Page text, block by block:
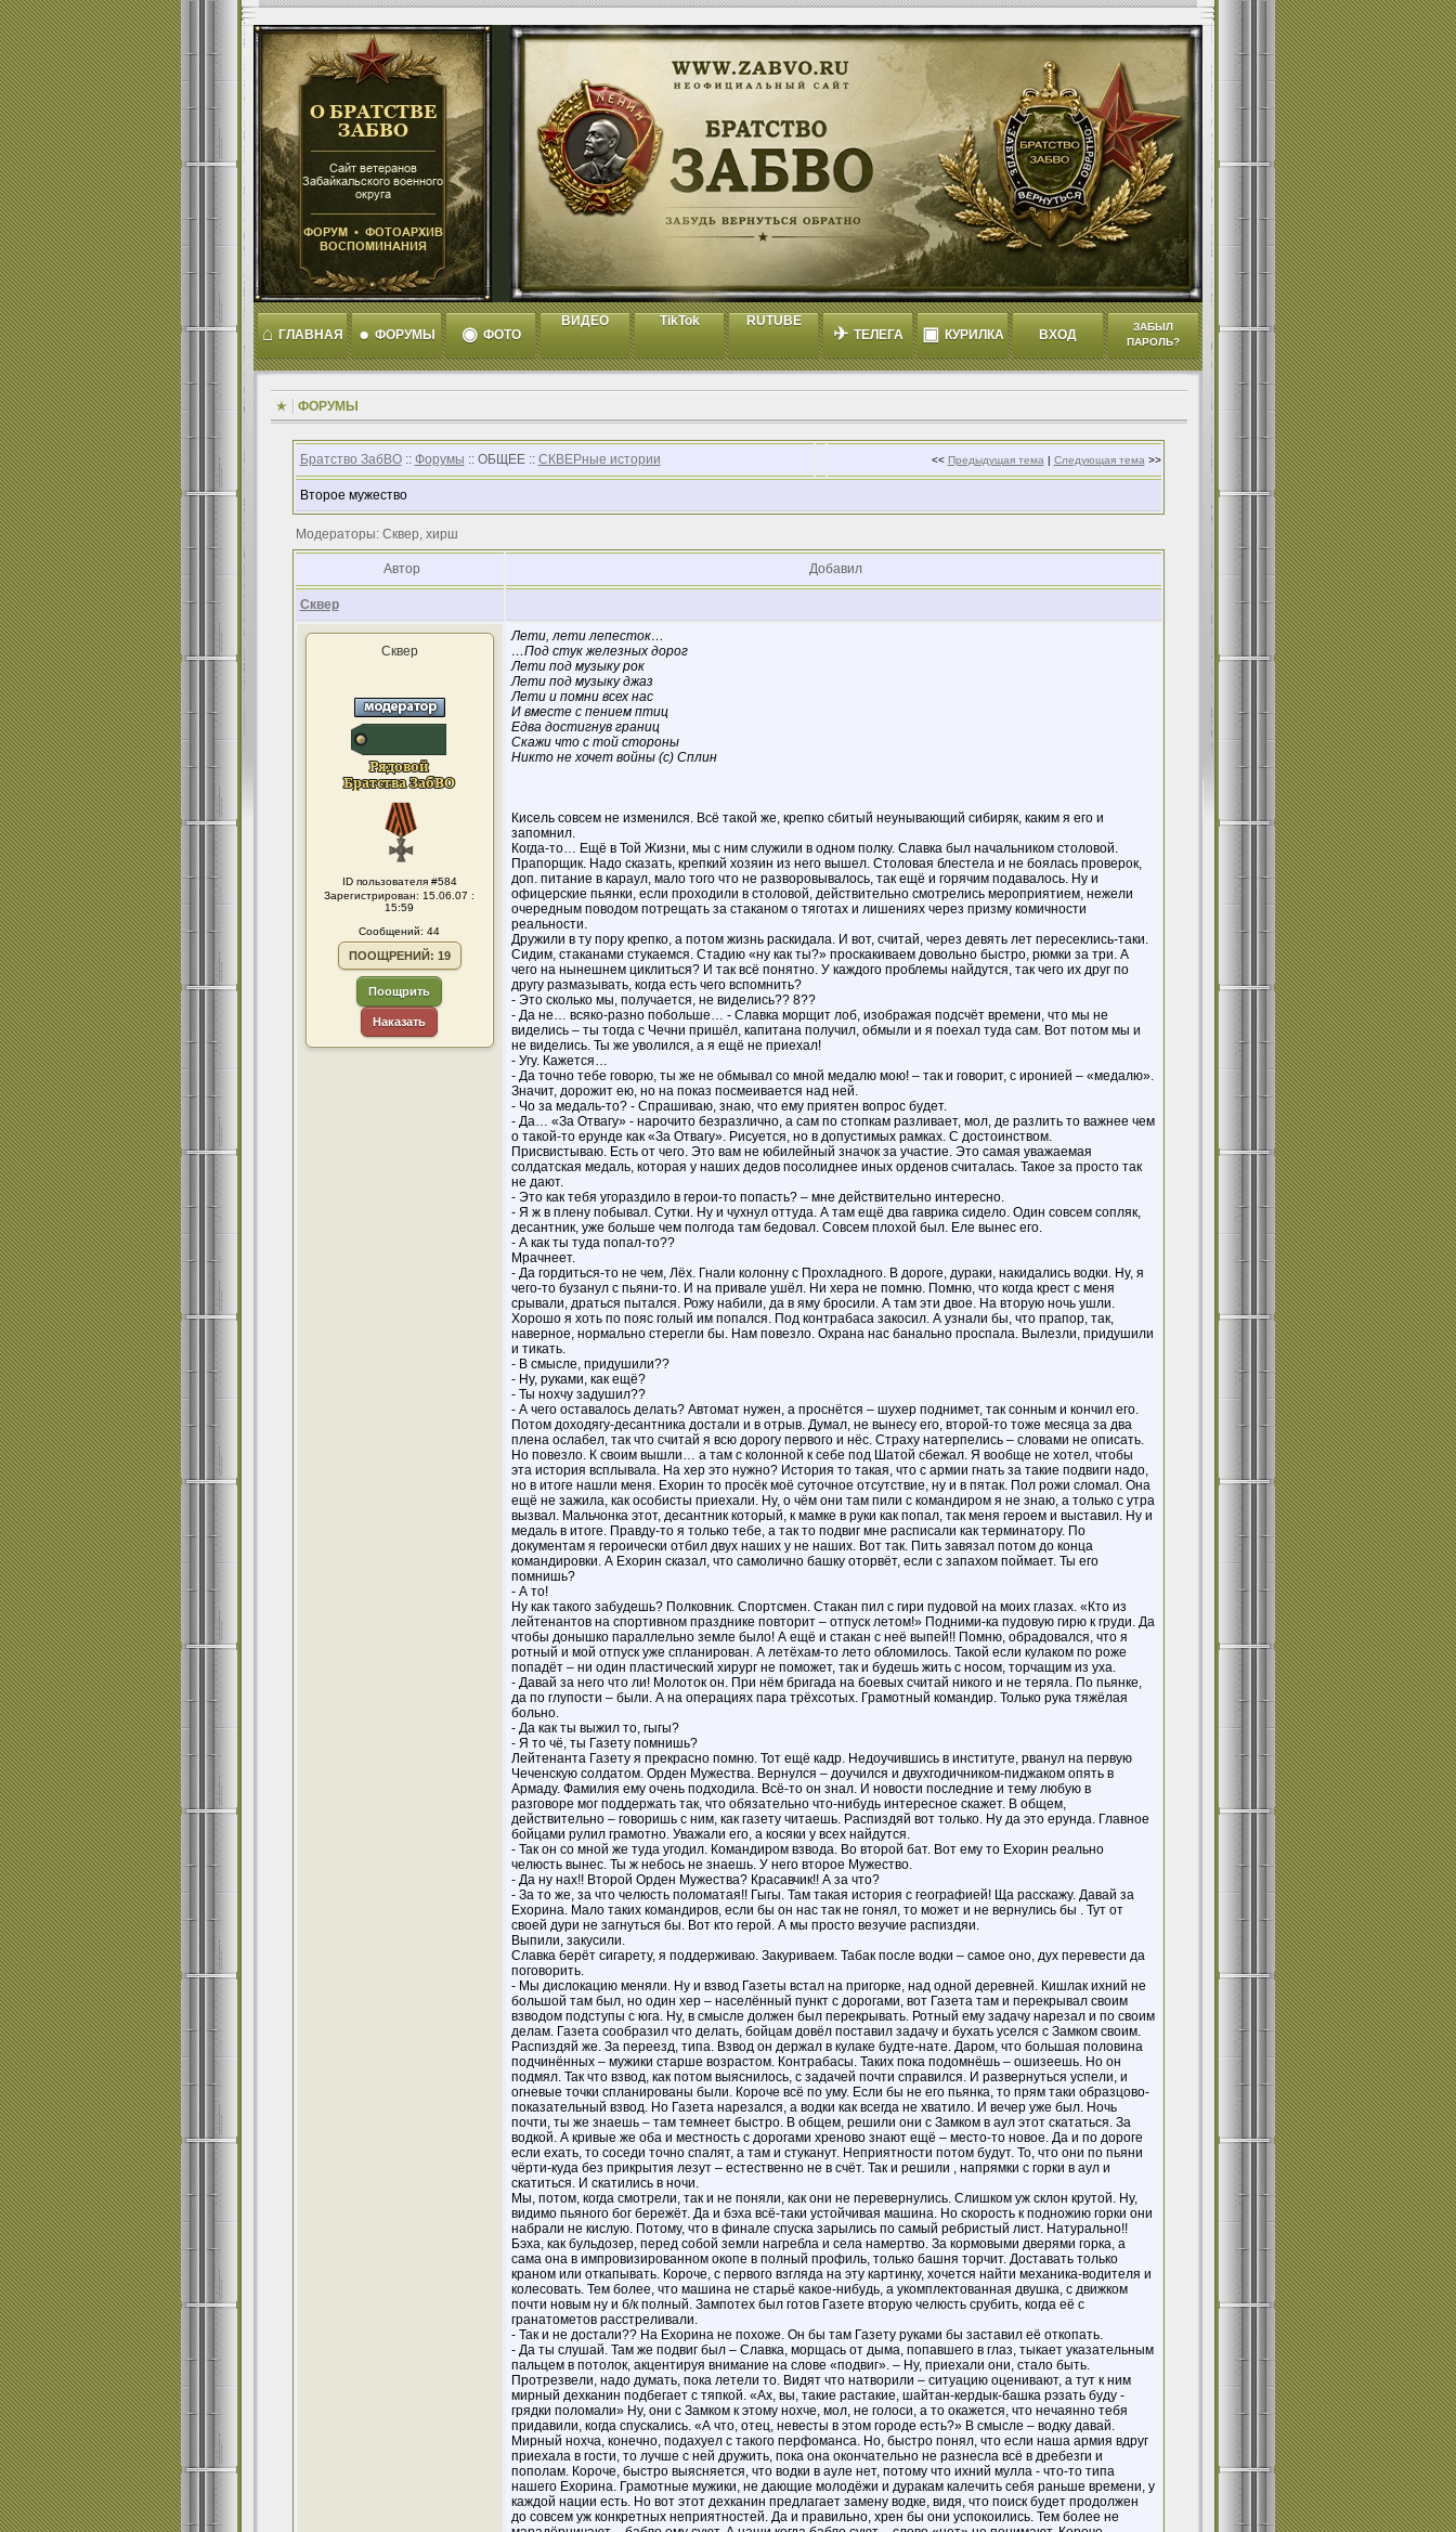
⌂ ГЛАВНАЯ ● ФОРУМЫ ◉ ФОТО
ВИДЕО TikTok RUTUBE
✈ ТЕЛЕГА ▣ КУРИЛКА ВХОД
ЗАБЫЛ
ПАРОЛЬ?
ФОРУМЫ
Братство ЗабВО:: Форумы :: ОБЩЕЕ :: СКВЕРные истории << Предыдущая тема | Следующая тема >>
Второе мужество
Модераторы: Сквер, хирш
Автор Добавил
Сквер
Сквер
ID пользователя #584
Зарегистрирован: 15.06.07 :
15:59
Сообщений: 44
ПООЩРЕНИЙ: 19
Поощрить
Наказать
Лети, лети лепесток…
…Под стук железных дорог
Лети под музыку рок
Лети под музыку джаз
Лети и помни всех нас
И вместе с пением птиц
Едва достигнув границ
Скажи что с той стороны
Никто не хочет войны (с) Сплин
Кисель совсем не изменился. Всё такой же, крепко сбитый неунывающий сибиряк, каким я его и
запомнил.
Когда-то… Ещё в Той Жизни, мы с ним служили в одном полку. Славка был начальником столовой.
Прапорщик. Надо сказать, крепкий хозяин из него вышел. Столовая блестела и не боялась проверок,
доп. питание в караул, мало того что не разворовывалось, так ещё и горячим подавалось. Ну и
офицерские пьянки, если проходили в столовой, действительно смотрелись мероприятием, нежели
очередным поводом потрещать за стаканом о тяготах и лишениях через призму комичности
реальности.
Дружили в ту пору крепко, а потом жизнь раскидала. И вот, считай, через девять лет пересеклись-таки.
Сидим, стаканами стукаемся. Стадию «ну как ты?» проскакиваем довольно быстро, рюмки за три. А
чего на нынешнем циклиться? И так всё понятно. У каждого проблемы найдутся, так чего их друг по
другу размазывать, когда есть чего вспомнить?
- Это сколько мы, получается, не виделись?? 8??
- Да не… всяко-разно побольше… - Славка морщит лоб, изображая подсчёт времени, что мы не
виделись – ты тогда с Чечни пришёл, капитана получил, обмыли и я поехал туда сам. Вот потом мы и
не виделись. Ты же уволился, а я ещё не приехал!
- Угу. Кажется…
- Да точно тебе говорю, ты же не обмывал со мной медалю мою! – так и говорит, с иронией – «медалю».
Значит, дорожит ею, но на показ посмеивается над ней.
- Чо за медаль-то? - Спрашиваю, знаю, что ему приятен вопрос будет.
- Да… «За Отвагу» - нарочито безразлично, а сам по стопкам разливает, мол, де разлить то важнее чем
о такой-то ерунде как «За Отвагу». Рисуется, но в допустимых рамках. С достоинством.
Присвистываю. Есть от чего. Это вам не юбилейный значок за участие. Это самая уважаемая
солдатская медаль, которая у наших дедов посолиднее иных орденов считалась. Такое за просто так
не дают.
- Это как тебя угораздило в герои-то попасть? – мне действительно интересно.
- Я ж в плену побывал. Сутки. Ну и чухнул оттуда. А там ещё два гаврика сидело. Один совсем сопляк,
десантник, уже больше чем полгода там бедовал. Совсем плохой был. Еле вынес его.
- А как ты туда попал-то??
Мрачнеет.
- Да гордиться-то не чем, Лёх. Гнали колонну с Прохладного. В дороге, дураки, накидались водки. Ну, я
чего-то бузанул с пьяни-то. И на привале ушёл. Ни хера не помню. Помню, что когда крест с меня
срывали, драться пытался. Рожу набили, да в яму бросили. А там эти двое. На вторую ночь ушли.
Хорошо я хоть по пояс голый им попался. Под контрабаса закосил. А узнали бы, что прапор, так,
наверное, нормально стерегли бы. Нам повезло. Охрана нас банально проспала. Вылезли, придушили
и тикать.
- В смысле, придушили??
- Ну, руками, как ещё?
- Ты нохчу задушил??
- А чего оставалось делать? Автомат нужен, а проснётся – шухер поднимет, так сонным и кончил его.
Потом доходягу-десантника достали и в отрыв. Думал, не вынесу его, второй-то тоже месяца за два
плена ослабел, так что считай я всю дорогу первого и нёс. Страху натерпелись – словами не описать.
Но повезло. К своим вышли… а там с колонной к себе под Шатой сбежал. Я вообще не хотел, чтобы
эта история всплывала. На хер это нужно? История то такая, что с армии гнать за такие подвиги надо,
но в итоге нашли меня. Ехорин то просёк моё суточное отсутствие, ну и в пятак. Пол рожи сломал. Она
ещё не зажила, как особисты приехали. Ну, о чём они там пили с командиром я не знаю, а только с утра
вызвал. Мальчонка этот, десантник который, к мамке в руки как попал, так меня героем и выставил. Ну и
медаль в итоге. Правду-то я только тебе, а так то подвиг мне расписали как терминатору. По
документам я героически отбил двух наших у не наших. Вот так. Пить завязал потом до конца
командировки. А Ехорин сказал, что самолично башку оторвёт, если с запахом поймает. Ты его
помнишь?
- А то!
Ну как такого забудешь? Полковник. Спортсмен. Стакан пил с гири пудовой на моих глазах. «Кто из
лейтенантов на спортивном празднике повторит – отпуск летом!» Подними-ка пудовую гирю к груди. Да
чтобы донышко параллельно земле было! А ещё и стакан с неё выпей!! Помню, обрадовался, что я
ротный и мой отпуск уже спланирован. А летёхам-то лето обломилось. Такой если кулаком по роже
попадёт – ни один пластический хирург не поможет, так и будешь жить с носом, торчащим из уха.
- Давай за него что ли! Молоток он. При нём бригада на боевых считай никого и не теряла. По пьянке,
да по глупости – были. А на операциях пара трёхсотых. Грамотный командир. Только рука тяжёлая
больно.
- Да как ты выжил то, гыгы?
- Я то чё, ты Газету помнишь?
Лейтенанта Газету я прекрасно помню. Тот ещё кадр. Недоучившись в институте, рванул на первую
Чеченскую солдатом. Орден Мужества. Вернулся – доучился и двухгодичником-пиджаком опять в
Армаду. Фамилия ему очень подходила. Всё-то он знал. И новости последние и тему любую в
разговоре мог поддержать так, что обязательно что-нибудь интересное скажет. В общем,
действительно – говоришь с ним, как газету читаешь. Распиздяй вот только. Ну да это ерунда. Главное
бойцами рулил грамотно. Уважали его, а косяки у всех найдутся.
- Так он со мной же туда угодил. Командиром взвода. Во второй бат. Вот ему то Ехорин реально
челюсть вынес. Ты ж небось не знаешь. У него второе Мужество.
- Да ну нах!! Второй Орден Мужества? Красавчик!! А за что?
- За то же, за что челюсть поломатая!! Гыгы. Там такая история с географией! Ща расскажу. Давай за
Ехорина. Мало таких командиров, если бы он нас так не гонял, то может и не вернулись бы . Тут от
своей дури не загнуться бы. Вот кто герой. А мы просто везучие распиздяи.
Выпили, закусили.
Славка берёт сигарету, я поддерживаю. Закуриваем. Табак после водки – самое оно, дух перевести да
поговорить.
- Мы дислокацию меняли. Ну и взвод Газеты встал на пригорке, над одной деревней. Кишлак ихний не
большой там был, но один хер – населённый пункт с дорогами, вот Газета там и перекрывал своим
взводом подступы с юга. Ну, в смысле должен был перекрывать. Ротный ему задачу нарезал и по своим
делам. Газета сообразил что делать, бойцам довёл поставил задачу и бухать уселся с Замком своим.
Распиздяй же. За переезд, типа. Взвод он держал в кулаке будте-нате. Даром, что большая половина
подчинённых – мужики старше возрастом. Контрабасы. Таких пока подомнёшь – ошизеешь. Но он
подмял. Так что взвод, как потом выяснилось, с задачей почти справился. И развернуться успели, и
огневые точки спланированы были. Короче всё по уму. Если бы не его пьянка, то прям таки образцово-
показательный взвод. Но Газета нарезался, а водки как всегда не хватило. И вечер уже был. Ночь
почти, ты же знаешь – там темнеет быстро. В общем, решили они с Замком в аул этот скататься. За
водкой. А кривые же оба и местность с дорогами хреново знают ещё – место-то новое. Да и по дороге
если ехать, то соседи точно спалят, а там и стуканут. Неприятности потом будут. То, что они по пьяни
чёрти-куда без прикрытия лезут – естественно не в счёт. Так и решили , напрямки с горки в аул и
скатиться. И скатились в ночи.
Мы, потом, когда смотрели, так и не поняли, как они не перевернулись. Слишком уж склон крутой. Ну,
видимо пьяного бог бережёт. Да и бэха всё-таки устойчивая машина. Но скорость к подножию горки они
набрали не кислую. Потому, что в финале спуска зарылись по самый ребристый лист. Натурально!!
Бэха, как бульдозер, перед собой земли нагребла и села намертво. За кормовыми дверями горка, а
сама она в импровизированном окопе в полный профиль, только башня торчит. Доставать только
краном или откапывать. Короче, с первого взгляда на эту картинку, хочется найти механика-водителя и
колесовать. Тем более, что машина не старьё какое-нибудь, а укомплектованная двушка, с движком
почти новым ну и б/к полный. Зампотех был готов Газете вторую челюсть срубить, когда её с
гранатометов расстреливали.
- Так и не достали?? На Ехорина не похоже. Он бы там Газету руками бы заставил её откопать.
- Да ты слушай. Там же подвиг был – Славка, морщась от дыма, попавшего в глаз, тыкает указательным
пальцем в потолок, акцентируя внимание на слове «подвиг». – Ну, приехали они, стало быть.
Протрезвели, надо думать, пока летели то. Видят что натворили – ситуацию оценивают, а тут к ним
мирный дехканин подбегает с тяпкой. «Ах, вы, такие растакие, шайтан-кердык-башка рэзать буду -
грядки поломали» Ну, они с Замком к этому нохче, мол, не голоси, а то окажется, что нечаянно тебя
придавили, когда спускались. «А что, отец, невесты в этом городе есть?» В смысле – водку давай.
Мирный нохча, конечно, подахуел с такого перфоманса. Но, быстро понял, что если наша армия вдруг
приехала в гости, то лучше с ней дружить, пока она окончательно не разнесла всё в дребезги и
пополам. Короче, быстро выясняется, что водки в ауле нет, потому что ихний мулла - что-то типа
нашего Ехорина. Грамотные мужики, не дающие молодёжи и дуракам калечить себя раньше времени, у
каждой нации есть. Но вот этот дехканин предлагает замену водке, видя, что поиск будет продолжен
до совсем уж конкретных неприятностей. Да и правильно, хрен бы они успокоились. Тем более не